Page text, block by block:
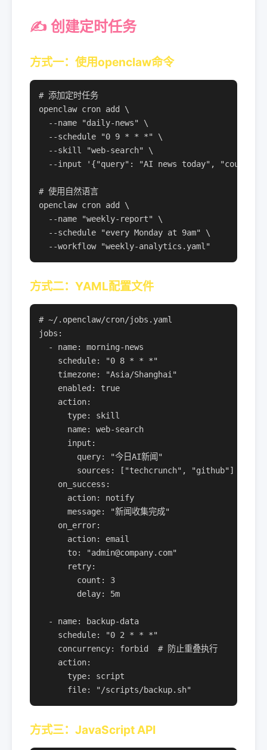
✍️ 创建定时任务
方式一：使用openclaw命令
# 添加定时任务
openclaw cron add \
  --name "daily-news" \
  --schedule "0 9 * * *" \
  --skill "web-search" \
--input '{"query": "AI news today", "count":
# 使用自然语言
openclaw cron add \
  --name "weekly-report" \
  --schedule "every Monday at 9am" \
  --workflow "weekly-analytics.yaml"
方式二：YAML配置文件
# ~/.openclaw/cron/jobs.yaml
jobs:
  - name: morning-news
    schedule: "0 8 * * *"
    timezone: "Asia/Shanghai"
    enabled: true
    action:
      type: skill
      name: web-search
      input:
        query: "今日AI新闻"
        sources: ["techcrunch", "github"]
    on_success:
      action: notify
      message: "新闻收集完成"
    on_error:
      action: email
      to: "admin@company.com"
      retry:
        count: 3
        delay: 5m
  - name: backup-data
    schedule: "0 2 * * *"
    concurrency: forbid  # 防止重叠执行
    action:
      type: script
      file: "/scripts/backup.sh"
方式三：JavaScript API